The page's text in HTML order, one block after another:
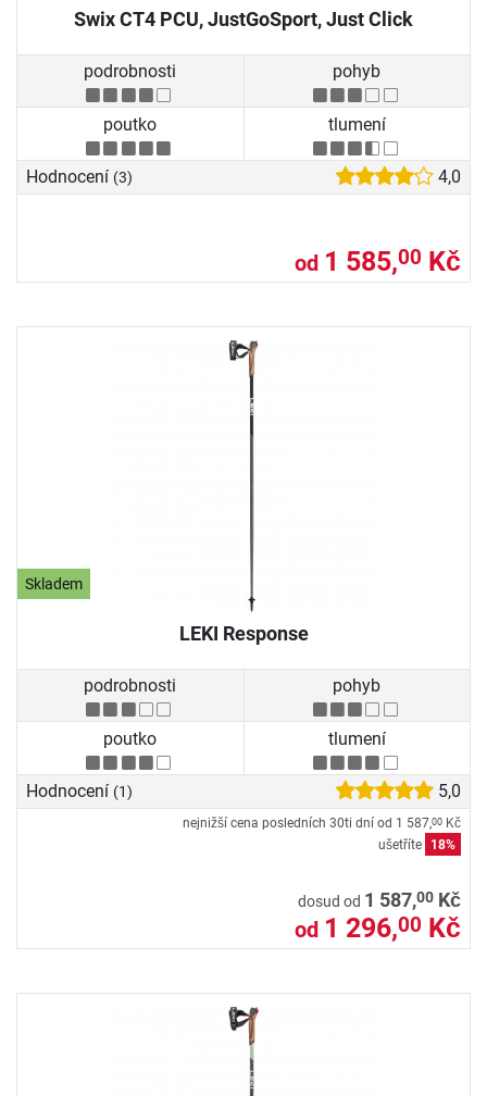
Swix CT4 PCU, JustGoSport, Just Click
podrobnosti pohyb
poutko tlumení
Hodnocení (3) 4,0
od 1 585,00 Kč
Skladem
LEKI Response
podrobnosti pohyb
poutko tlumení
Hodnocení (1) 5,0
nejnižší cena posledních 30ti dní od 1 587,00 Kč
ušetříte
18%
dosud od 1 587,00 Kč
od 1 296,00 Kč